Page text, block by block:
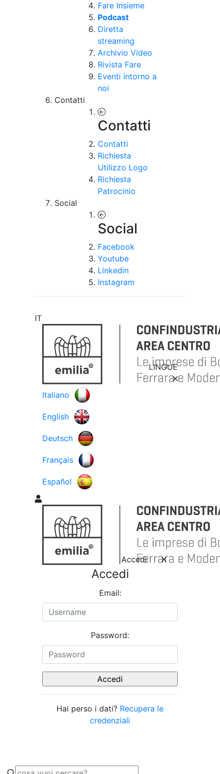
Fare Insieme
Podcast
Diretta
streaming
Archivio Video
Rivista Fare
Eventi intorno a
noi
Contatti
Contatti
Contatti
Richiesta
Utilizzo Logo
Richiesta
Patrocinio
Social
Social
Facebook
Youtube
Linkedin
Instagram
IT
LINGUE
Italiano
English
Deutsch
Français
Español
Accedi
Accedi
Email:
Password:
Hai perso i dati? Recupera le
credenziali